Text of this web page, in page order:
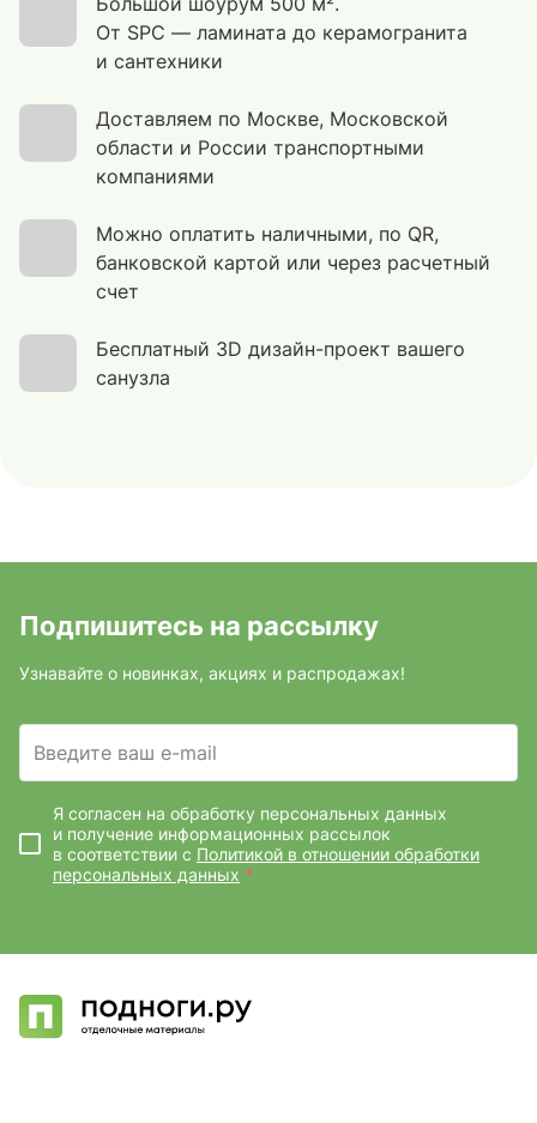
От SPC — ламината до керамогранита
и сантехники
Доставляем по Москве, Московской
области и России транспортными
компаниями
Можно оплатить наличными, по QR,
банковской картой или через расчетный
счет
Бесплатный 3D дизайн-проект вашего
санузла
Подпишитесь на рассылку
Узнавайте о новинках, акциях и распродажах!
Введите ваш e-mail
Я согласен на обработку персональных данных
и получение информационных рассылок
в соответствии с Политикой в отношении обработки
персональных данных *